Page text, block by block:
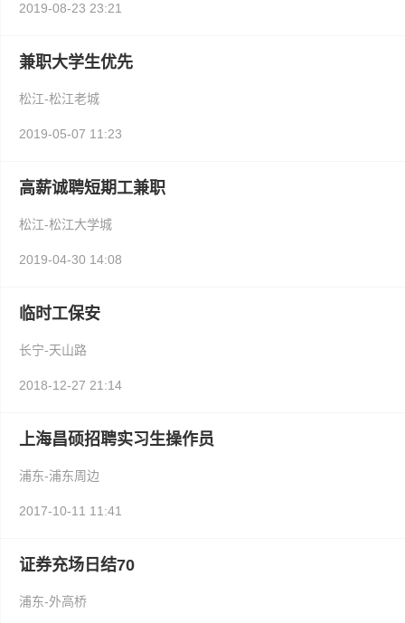
2019-08-23 23:21
兼职大学生优先
松江-松江老城
2019-05-07 11:23
高薪诚聘短期工兼职
松江-松江大学城
2019-04-30 14:08
临时工保安
长宁-天山路
2018-12-27 21:14
上海昌硕招聘实习生操作员
浦东-浦东周边
2017-10-11 11:41
证券充场日结70
浦东-外高桥